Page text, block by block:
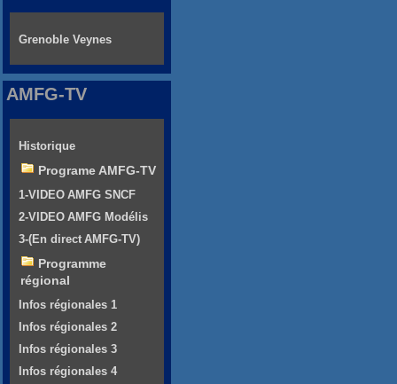
Grenoble Veynes
AMFG-TV
Historique
Programe AMFG-TV
1-VIDEO AMFG SNCF
2-VIDEO AMFG Modélis
3-(En direct AMFG-TV)
Programme
régional
Infos régionales 1
Infos régionales 2
Infos régionales 3
Infos régionales 4